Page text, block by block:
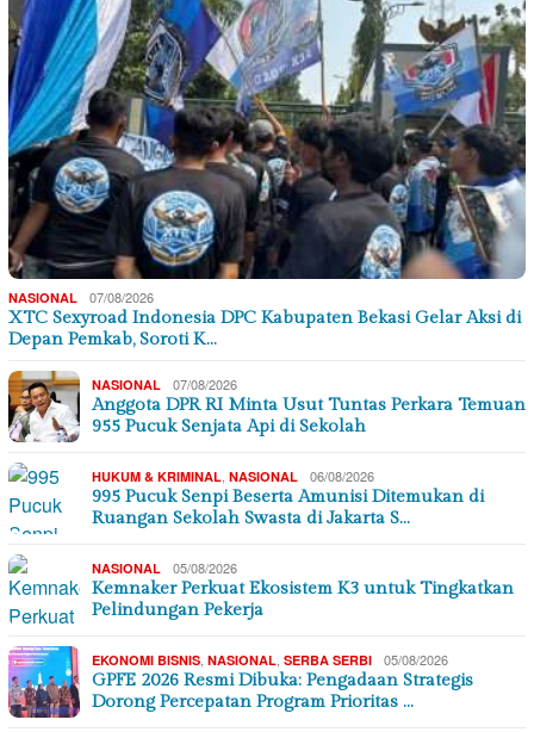
NASIONAL 07/08/2026
XTC Sexyroad Indonesia DPC Kabupaten Bekasi Gelar Aksi di
Depan Pemkab, Soroti K…
NASIONAL 07/08/2026
Anggota DPR RI Minta Usut Tuntas Perkara Temuan
955 Pucuk Senjata Api di Sekolah
HUKUM & KRIMINAL NASIONAL 06/08/2026
995 Pucuk Senpi Beserta Amunisi Ditemukan di
Ruangan Sekolah Swasta di Jakarta S…
NASIONAL 05/08/2026
Kemnaker Perkuat Ekosistem K3 untuk Tingkatkan
Pelindungan Pekerja
EKONOMI BISNIS NASIONAL SERBA SERBI 05/08/2026
GPFE 2026 Resmi Dibuka: Pengadaan Strategis
Dorong Percepatan Program Prioritas …